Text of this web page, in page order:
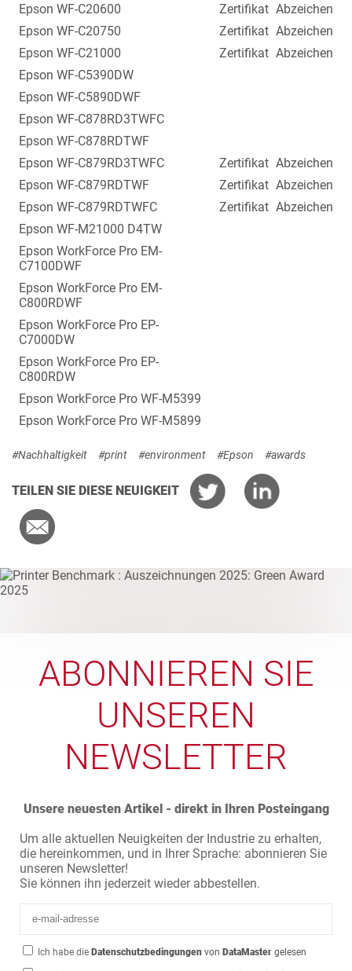
Epson WF-C20600
Zertifikat Abzeichen
Epson WF-C20750
Zertifikat Abzeichen
Epson WF-C21000
Zertifikat Abzeichen
Epson WF-C5390DW
Epson WF-C5890DWF
Epson WF-C878RD3TWFC
Epson WF-C878RDTWF
Epson WF-C879RD3TWFC
Zertifikat Abzeichen
Epson WF-C879RDTWF
Zertifikat Abzeichen
Epson WF-C879RDTWFC
Zertifikat Abzeichen
Epson WF-M21000 D4TW
Epson WorkForce Pro EM-
C7100DWF
Epson WorkForce Pro EM-
C800RDWF
Epson WorkForce Pro EP-
C7000DW
Epson WorkForce Pro EP-
C800RDW
Epson WorkForce Pro WF-M5399
Epson WorkForce Pro WF-M5899
#Nachhaltigkeit #print #environment #Epson #awards
TEILEN SIE DIESE NEUIGKEIT
ABONNIEREN SIE
UNSEREN
NEWSLETTER
Unsere neuesten Artikel - direkt in Ihren Posteingang
Um alle aktuellen Neuigkeiten der Industrie zu erhalten,
die hereinkommen, und in Ihrer Sprache: abonnieren Sie
unseren Newsletter!
Sie können ihn jederzeit wieder abbestellen.
Ich habe die Datenschutzbedingungen von DataMaster gelesen